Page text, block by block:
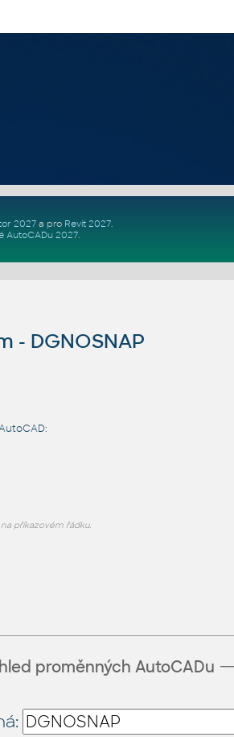
2027a pro Revit 2027.
AutoCADu 2027.
- DGNOSNAP
příkazovém řádku.
proměnných AutoCADu